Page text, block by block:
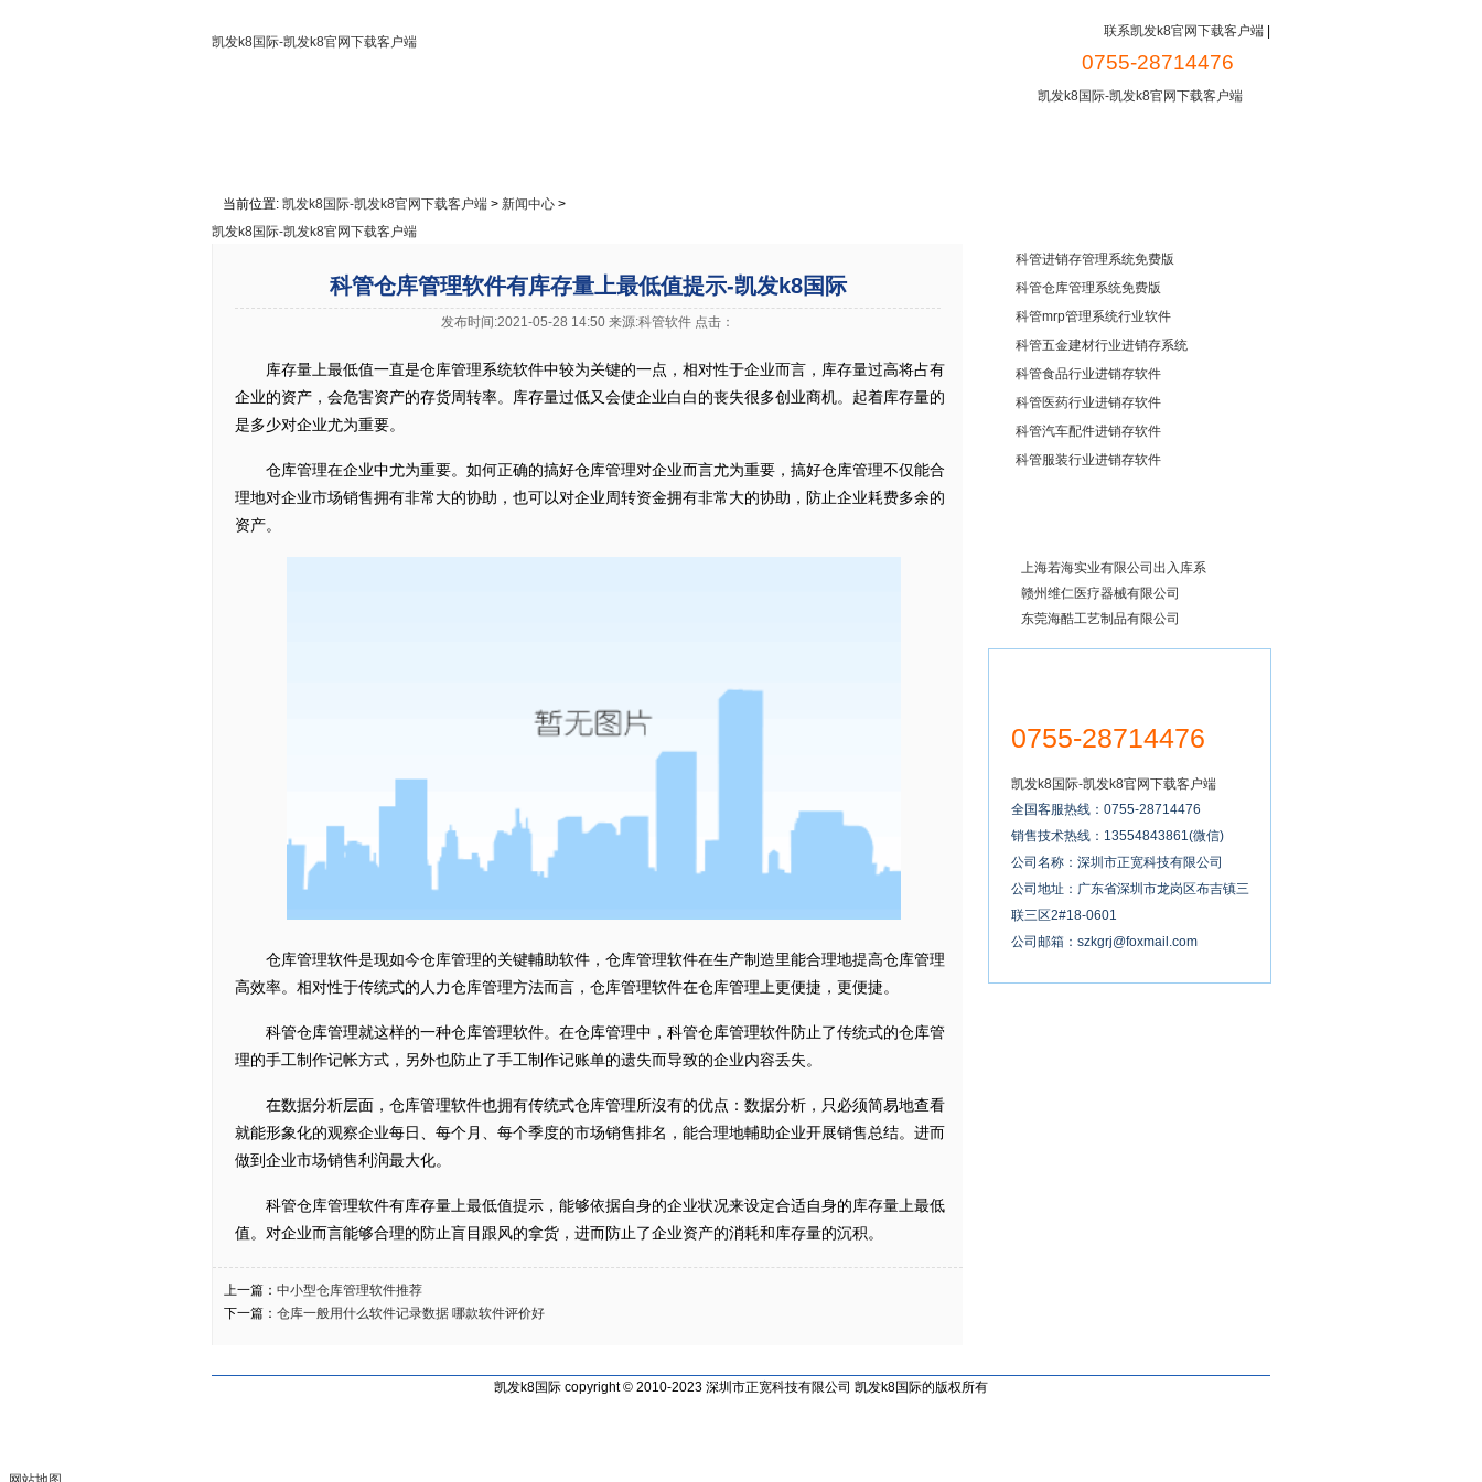
凯发k8国际-凯发k8官网下载客户端
联系凯发k8官网下载客户端
0755-28714476
凯发k8国际-凯发k8官网下载客户端
当前位置: 凯发k8国际-凯发k8官网下载客户端 > 新闻中心 >
凯发k8国际-凯发k8官网下载客户端
科管仓库管理软件有库存量上最低值提示-凯发k8国际
发布时间:2021-05-28 14:50 来源:科管软件 点击：
库存量上最低值一直是仓库管理系统软件中较为关键的一点，相对性于企业而言，库存量过高将占有
企业的资产，会危害资产的存货周转率。库存量过低又会使企业白白的丧失很多创业商机。起着库存量的
是多少对企业尤为重要。
仓库管理在企业中尤为重要。如何正确的搞好仓库管理对企业而言尤为重要，搞好仓库管理不仅能合
理地对企业市场销售拥有非常大的协助，也可以对企业周转资金拥有非常大的协助，防止企业耗费多余的
资产。
仓库管理软件是现如今仓库管理的关键輔助软件，仓库管理软件在生产制造里能合理地提高仓库管理
高效率。相对性于传统式的人力仓库管理方法而言，仓库管理软件在仓库管理上更便捷，更便捷。
科管仓库管理就这样的一种仓库管理软件。在仓库管理中，科管仓库管理软件防止了传统式的仓库管
理的手工制作记帐方式，另外也防止了手工制作记账单的遗失而导致的企业内容丢失。
在数据分析层面，仓库管理软件也拥有传统式仓库管理所沒有的优点：数据分析，只必须简易地查看
就能形象化的观察企业每日、每个月、每个季度的市场销售排名，能合理地輔助企业开展销售总结。进而
做到企业市场销售利润最大化。
科管仓库管理软件有库存量上最低值提示，能够依据自身的企业状况来设定合适自身的库存量上最低
值。对企业而言能够合理的防止盲目跟风的拿货，进而防止了企业资产的消耗和库存量的沉积。
上一篇： 中小型仓库管理软件推荐
下一篇： 仓库一般用什么软件记录数据 哪款软件评价好
科管进销存管理系统免费版
科管仓库管理系统免费版
科管mrp管理系统行业软件
科管五金建材行业进销存系统
科管食品行业进销存软件
科管医药行业进销存软件
科管汽车配件进销存软件
科管服装行业进销存软件
上海若海实业有限公司出入库系
统
赣州维仁医疗器械有限公司
东莞海酷工艺制品有限公司
0755-28714476
凯发k8国际-凯发k8官网下载客户端
全国客服热线：0755-28714476
销售技术热线：13554843861(微信)
公司名称：深圳市正宽科技有限公司
公司地址：广东省深圳市龙岗区布吉镇三
联三区2#18-0601
公司邮箱： szkgrj@foxmail.com
凯发k8国际 copyright © 2010-2023 深圳市正宽科技有限公司 凯发k8国际的版权所有